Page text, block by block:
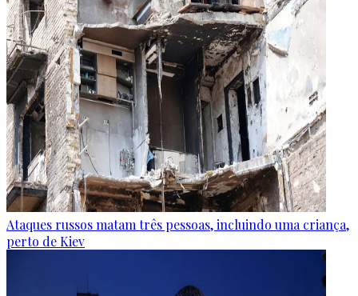
Ataques russos matam três pessoas, incluindo uma criança,
perto de Kiev